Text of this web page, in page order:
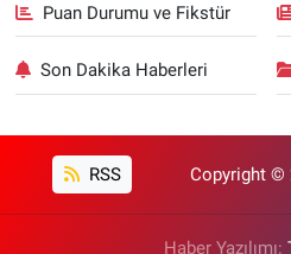
Puan Durumu ve Fikstür
Son Dakika Haberleri
RSS Copyright ©
Haber Yazılımı: